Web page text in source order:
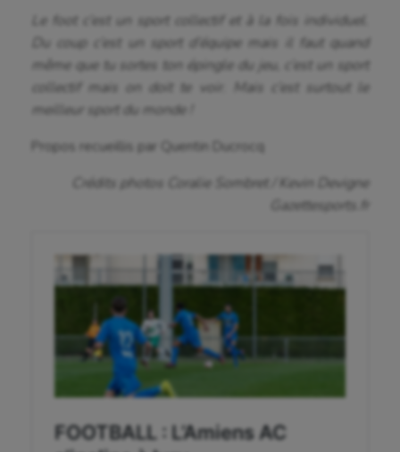
Le foot c’est un sport collectif et à la fois individuel.
Du coup c’est un sport d’équipe mais il faut quand
même que tu sortes ton épingle du jeu, c’est un sport
collectif mais on doit te voir. Mais c’est surtout le
meilleur sport du monde !
Propos recueillis par Quentin Ducrocq
Crédits photos Coralie Sombret / Kevin Devigne
Gazettesports.fr